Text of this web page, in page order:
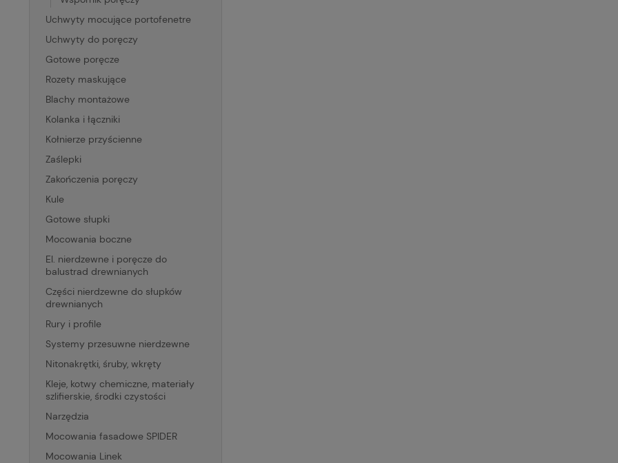
Uchwyty mocujące portofenetre
Uchwyty do poręczy
Gotowe poręcze
Rozety maskujące
Blachy montażowe
Kolanka i łączniki
Kołnierze przyścienne
Zaślepki
Zakończenia poręczy
Kule
Gotowe słupki
Mocowania boczne
El. nierdzewne i poręcze do
balustrad drewnianych
Części nierdzewne do słupków
drewnianych
Rury i profile
Systemy przesuwne nierdzewne
Nitonakrętki, śruby, wkręty
Kleje, kotwy chemiczne, materiały
szlifierskie, środki czystości
Narzędzia
Mocowania fasadowe SPIDER
Mocowania Linek